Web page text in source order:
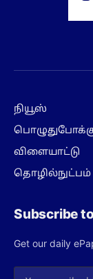
நியூஸ்
விளையாட்டு
தொழில்நுட்பம்
Subscribe
Get our daily